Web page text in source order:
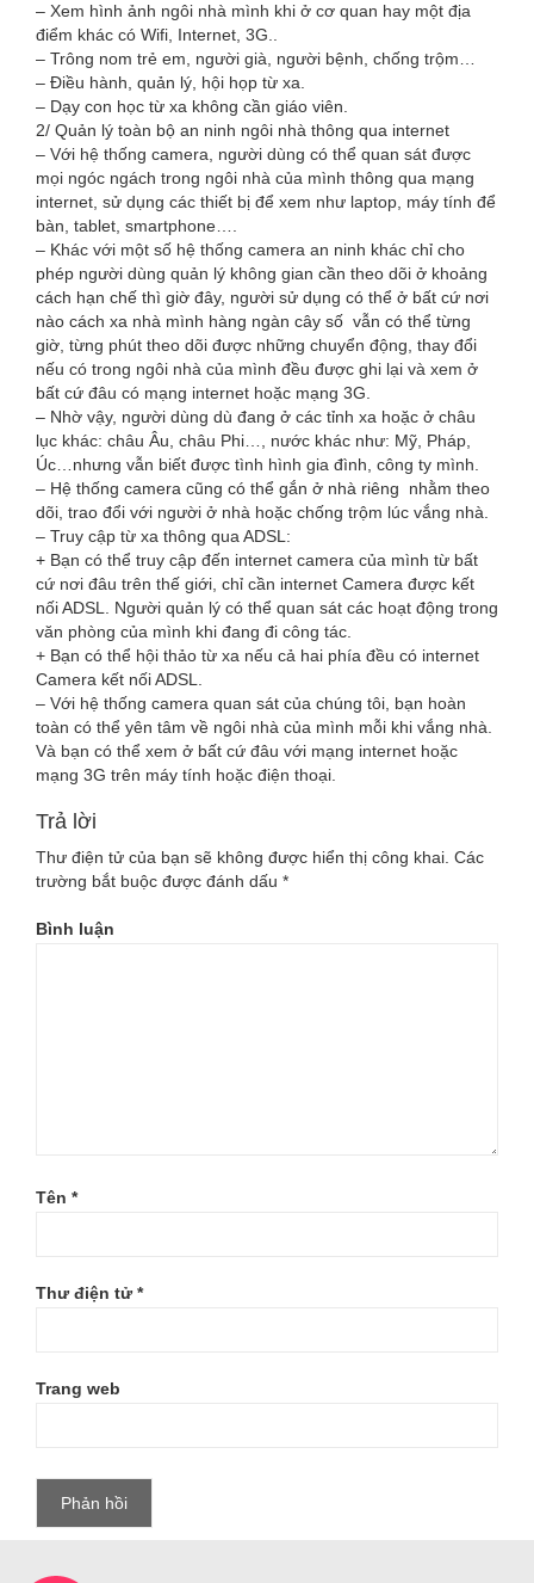
– Xem hình ảnh ngôi nhà mình khi ở cơ quan hay một địa
điểm khác có Wifi, Internet, 3G..
– Trông nom trẻ em, người già, người bệnh, chống trộm…
– Điều hành, quản lý, hội họp từ xa.
– Dạy con học từ xa không cần giáo viên.
2/ Quản lý toàn bộ an ninh ngôi nhà thông qua internet
– Với hệ thống camera, người dùng có thể quan sát được
mọi ngóc ngách trong ngôi nhà của mình thông qua mạng
internet, sử dụng các thiết bị để xem như laptop, máy tính để
bàn, tablet, smartphone….
– Khác với một số hệ thống camera an ninh khác chỉ cho
phép người dùng quản lý không gian cần theo dõi ở khoảng
cách hạn chế thì giờ đây, người sử dụng có thể ở bất cứ nơi
nào cách xa nhà mình hàng ngàn cây số vẫn có thể từng
giờ, từng phút theo dõi được những chuyển động, thay đổi
nếu có trong ngôi nhà của mình đều được ghi lại và xem ở
bất cứ đâu có mạng internet hoặc mạng 3G.
– Nhờ vậy, người dùng dù đang ở các tỉnh xa hoặc ở châu
lục khác: châu Âu, châu Phi…, nước khác như: Mỹ, Pháp,
Úc…nhưng vẫn biết được tình hình gia đình, công ty mình.
– Hệ thống camera cũng có thể gắn ở nhà riêng nhằm theo
dõi, trao đổi với người ở nhà hoặc chống trộm lúc vắng nhà.
– Truy cập từ xa thông qua ADSL:
+ Bạn có thể truy cập đến internet camera của mình từ bất
cứ nơi đâu trên thế giới, chỉ cần internet Camera được kết
nối ADSL. Người quản lý có thể quan sát các hoạt động trong
văn phòng của mình khi đang đi công tác.
+ Bạn có thể hội thảo từ xa nếu cả hai phía đều có internet
Camera kết nối ADSL.
– Với hệ thống camera quan sát của chúng tôi, bạn hoàn
toàn có thể yên tâm về ngôi nhà của mình mỗi khi vắng nhà.
Và bạn có thể xem ở bất cứ đâu với mạng internet hoặc
mạng 3G trên máy tính hoặc điện thoại.
Trả lời
Thư điện tử của bạn sẽ không được hiển thị công khai. Các
trường bắt buộc được đánh dấu *
Bình luận
Tên *
Thư điện tử*
Trang web